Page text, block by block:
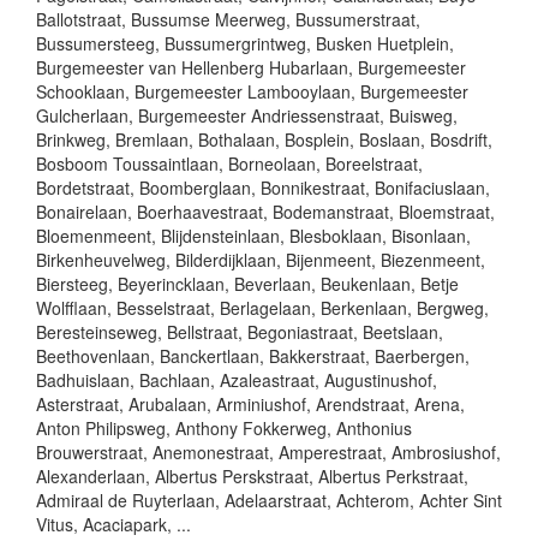
Ballotstraat, Bussumse Meerweg, Bussumerstraat,
Bussumersteeg, Bussumergrintweg, Busken Huetplein,
Burgemeester van Hellenberg Hubarlaan, Burgemeester
Schooklaan, Burgemeester Lambooylaan, Burgemeester
Gulcherlaan, Burgemeester Andriessenstraat, Buisweg,
Brinkweg, Bremlaan, Bothalaan, Bosplein, Boslaan, Bosdrift,
Bosboom Toussaintlaan, Borneolaan, Boreelstraat,
Bordetstraat, Boomberglaan, Bonnikestraat, Bonifaciuslaan,
Bonairelaan, Boerhaavestraat, Bodemanstraat, Bloemstraat,
Bloemenmeent, Blijdensteinlaan, Blesboklaan, Bisonlaan,
Birkenheuvelweg, Bilderdijklaan, Bijenmeent, Biezenmeent,
Biersteeg, Beyerincklaan, Beverlaan, Beukenlaan, Betje
Wolfflaan, Besselstraat, Berlagelaan, Berkenlaan, Bergweg,
Beresteinseweg, Bellstraat, Begoniastraat, Beetslaan,
Beethovenlaan, Banckertlaan, Bakkerstraat, Baerbergen,
Badhuislaan, Bachlaan, Azaleastraat, Augustinushof,
Asterstraat, Arubalaan, Arminiushof, Arendstraat, Arena,
Anton Philipsweg, Anthony Fokkerweg, Anthonius
Brouwerstraat, Anemonestraat, Amperestraat, Ambrosiushof,
Alexanderlaan, Albertus Perskstraat, Albertus Perkstraat,
Admiraal de Ruyterlaan, Adelaarstraat, Achterom, Achter Sint
Vitus, Acaciapark, ...